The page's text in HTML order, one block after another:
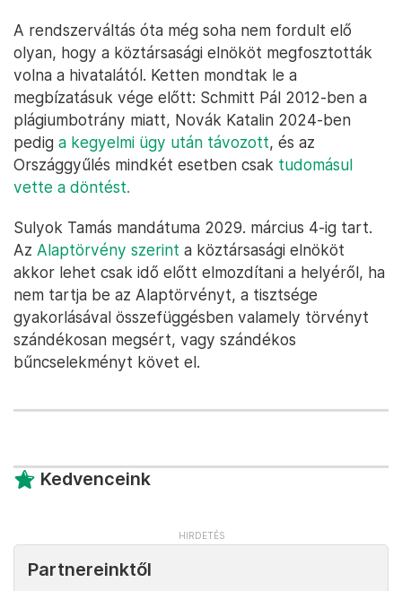
A rendszerváltás óta még soha nem fordult elő
olyan, hogy a köztársasági elnököt megfosztották
volna a hivatalától. Ketten mondtak le a
megbízatásuk vége előtt: Schmitt Pál 2012-ben a
plágiumbotrány miatt, Novák Katalin 2024-ben
pedig a kegyelmi ügy után távozott, és az
Országgyűlés mindkét esetben csak tudomásul
vette a döntést.
Sulyok Tamás mandátuma 2029. március 4-ig tart.
Az Alaptörvény szerint a köztársasági elnököt
akkor lehet csak idő előtt elmozdítani a helyéről, ha
nem tartja be az Alaptörvényt, a tisztsége
gyakorlásával összefüggésben valamely törvényt
szándékosan megsért, vagy szándékos
bűncselekményt követ el.
Kedvenceink
Partnereinktől